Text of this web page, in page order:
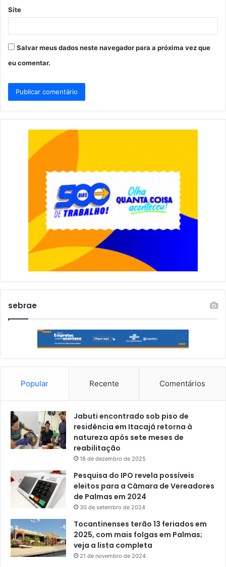
Site
Salvar meus dados neste navegador para a próxima vez que
eu comentar.
sebrae
Popular Recente Comentários
Jabuti encontrado sob piso de
residência em Itacajá retorna à
natureza após sete meses de
reabilitação
18 de dezembro de 2025
Pesquisa do IPO revela possíveis
eleitos para a Câmara de Vereadores
de Palmas em 2024
30 de setembro de 2024
Tocantinenses terão 13 feriados em
2025, com mais folgas em Palmas;
veja a lista completa
21 de novembro de 2024